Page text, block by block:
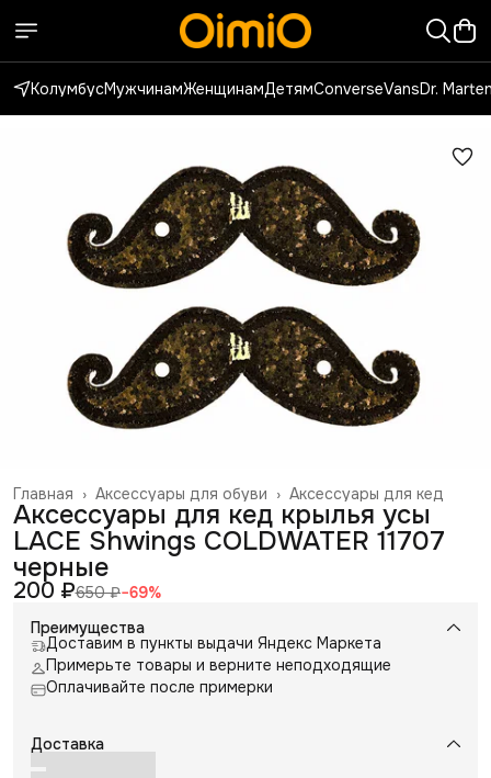
КолумбусМужчинамЖенщинамДетямConverseVansDr.
Аксессуары для кед
Аксессуары для обуви ›
Главная ›
Аксессуары для кед крылья усы
LACE Shwings COLDWATER 11707
черные
200 ₽650 ₽−69%
Преимущества
Доставим в пункты выдачи Яндекс Маркета
Примерьте товары и верните неподходящие
Оплачивайте после примерки
Доставка